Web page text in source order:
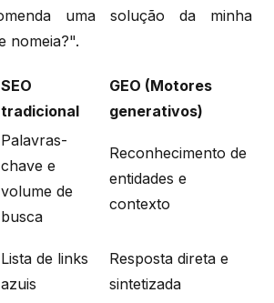
uma solução da minha
nomeia?".
SEO
tradicional
GEO (Motores
generativos)
Palavras-
chave e
volume de
busca
Reconhecimento de
entidades e
contexto
Lista de links
azuis
Resposta direta e
sintetizada